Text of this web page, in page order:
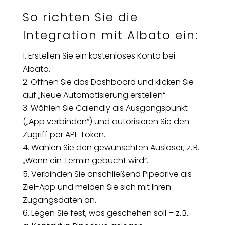
So richten Sie die
Integration mit Albato ein:
Erstellen Sie ein kostenloses Konto bei
Albato.
Öffnen Sie das Dashboard und klicken Sie
auf „Neue Automatisierung erstellen“.
Wählen Sie Calendly als Ausgangspunkt
(„App verbinden“) und autorisieren Sie den
Zugriff per API-Token.
Wählen Sie den gewünschten Auslöser, z. B.
„Wenn ein Termin gebucht wird“.
Verbinden Sie anschließend Pipedrive als
Ziel-App und melden Sie sich mit Ihren
Zugangsdaten an.
Legen Sie fest, was geschehen soll – z. B.: